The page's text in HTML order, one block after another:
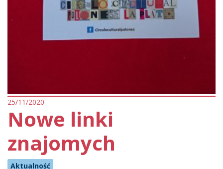
25/11/2020
Nowe linki
znajomych
Aktualność